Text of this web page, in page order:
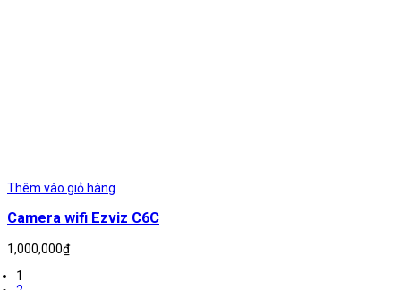
Thêm vào giỏ hàng
Camera wifi Ezviz C6C
1,000,000₫
1